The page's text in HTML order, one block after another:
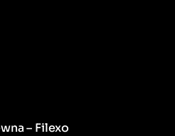
– Filexo